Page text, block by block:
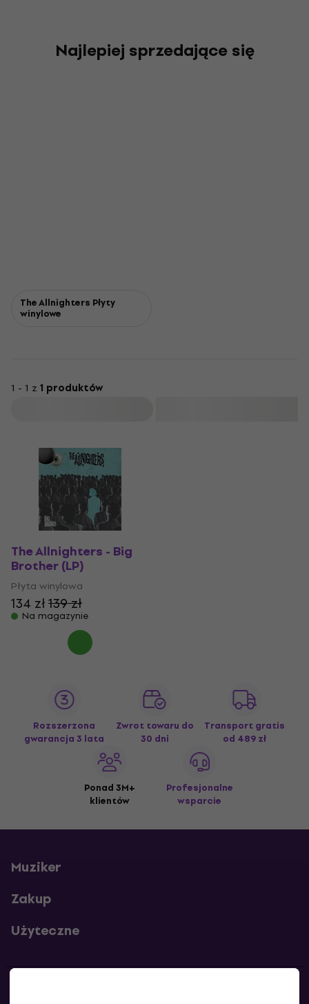
Najlepiej sprzedające się
The Allnighters Płyty
winylowe
1 - 1 z 1 produktów
The Allnighters - Big
Brother (LP)
Płyta winylowa
134 zł139 zł
Na magazynie
Rozszerzona
gwarancja 3 lata
Zwrot towaru do
30 dni
Transport gratis
od 489 zł
Ponad 3M+
klientów
Profesjonalne
wsparcie
Muziker
Zakup
Użyteczne